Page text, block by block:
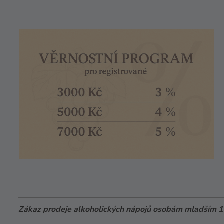
Zákaz prodeje alkoholických nápojů osobám mladším